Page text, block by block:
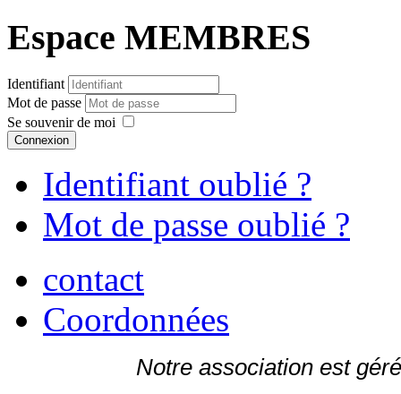
Espace MEMBRES
Identifiant
Mot de passe
Se souvenir de moi
Connexion
Identifiant oublié ?
Mot de passe oublié ?
contact
Coordonnées
Notre association est